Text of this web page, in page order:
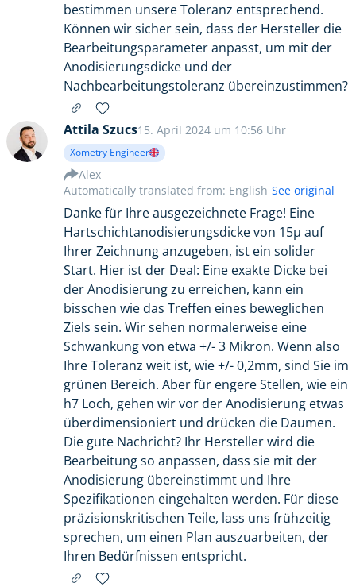
bestimmen unsere Toleranz entsprechend.
Können wir sicher sein, dass der Hersteller die
Bearbeitungsparameter anpasst, um mit der
Anodisierungsdicke und der
Nachbearbeitungstoleranz übereinzustimmen?
Attila Szucs15. April 2024 um 10:56 Uhr
Xometry Engineer
Alex
Danke für Ihre ausgezeichnete Frage! Eine
Hartschichtanodisierungsdicke von 15μ auf
Ihrer Zeichnung anzugeben, ist ein solider
Start. Hier ist der Deal: Eine exakte Dicke bei
der Anodisierung zu erreichen, kann ein
bisschen wie das Treffen eines beweglichen
Ziels sein. Wir sehen normalerweise eine
Schwankung von etwa +/- 3 Mikron. Wenn also
Ihre Toleranz weit ist, wie +/- 0,2mm, sind Sie im
grünen Bereich. Aber für engere Stellen, wie ein
h7 Loch, gehen wir vor der Anodisierung etwas
überdimensioniert und drücken die Daumen.
Die gute Nachricht? Ihr Hersteller wird die
Bearbeitung so anpassen, dass sie mit der
Anodisierung übereinstimmt und Ihre
Spezifikationen eingehalten werden. Für diese
präzisionskritischen Teile, lass uns frühzeitig
sprechen, um einen Plan auszuarbeiten, der
Ihren Bedürfnissen entspricht.
Automatically translated from: English See original